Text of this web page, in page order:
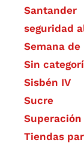
Santander
seguridad
Semana
Sin
Sisbén IV
Sucre
Superación
Tiendas